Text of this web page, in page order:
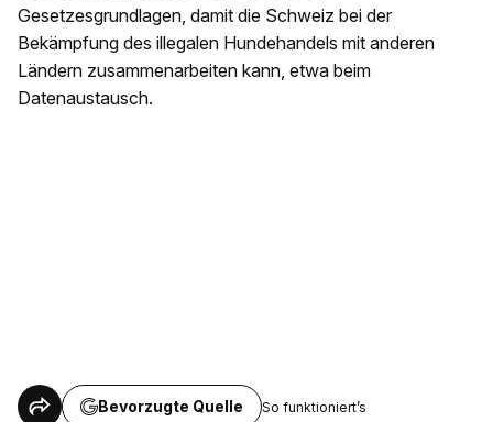
Gesetzesgrundlagen, damit die Schweiz bei der
Bekämpfung des illegalen Hundehandels mit anderen
Ländern zusammenarbeiten kann, etwa beim
Datenaustausch.
Bevorzugte Quelle So funktioniert’s